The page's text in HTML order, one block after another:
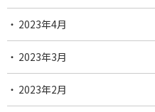
2023年4月
2023年3月
2023年2月